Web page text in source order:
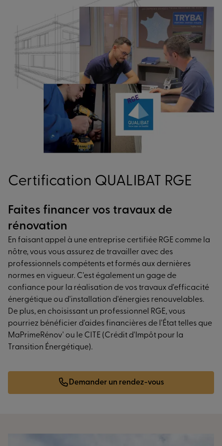
Certification QUALIBAT RGE
Faites financer vos travaux de
rénovation
En faisant appel à une entreprise certifiée RGE comme la
nôtre, vous vous assurez de travailler avec des
professionnels compétents et formés aux dernières
normes en vigueur. C'est également un gage de
confiance pour la réalisation de vos travaux d'efficacité
énergétique ou d'installation d'énergies renouvelables.
De plus, en choisissant un professionnel RGE, vous
pourriez bénéficier d'aides financières de l'État telles que
MaPrimeRénov' ou le CITE (Crédit d'Impôt pour la
Transition Énergétique).
Demander un rendez-vous